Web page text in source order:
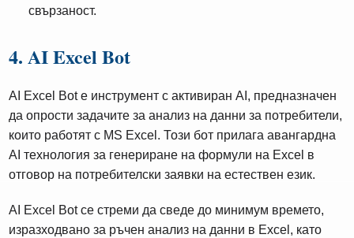
свързаност.
4. AI Excel Bot
AI Excel Bot е инструмент с активиран AI, предназначен
да опрости задачите за анализ на данни за потребители,
които работят с MS Excel. Този бот прилага авангардна
AI технология за генериране на формули на Excel в
отговор на потребителски заявки на естествен език.
AI Excel Bot се стреми да сведе до минимум времето,
изразходвано за ръчен анализ на данни в Excel, като